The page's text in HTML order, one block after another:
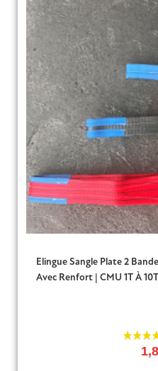
Elingue Sangle Plate 2
Avec Renfort | CMU 1T À 10T